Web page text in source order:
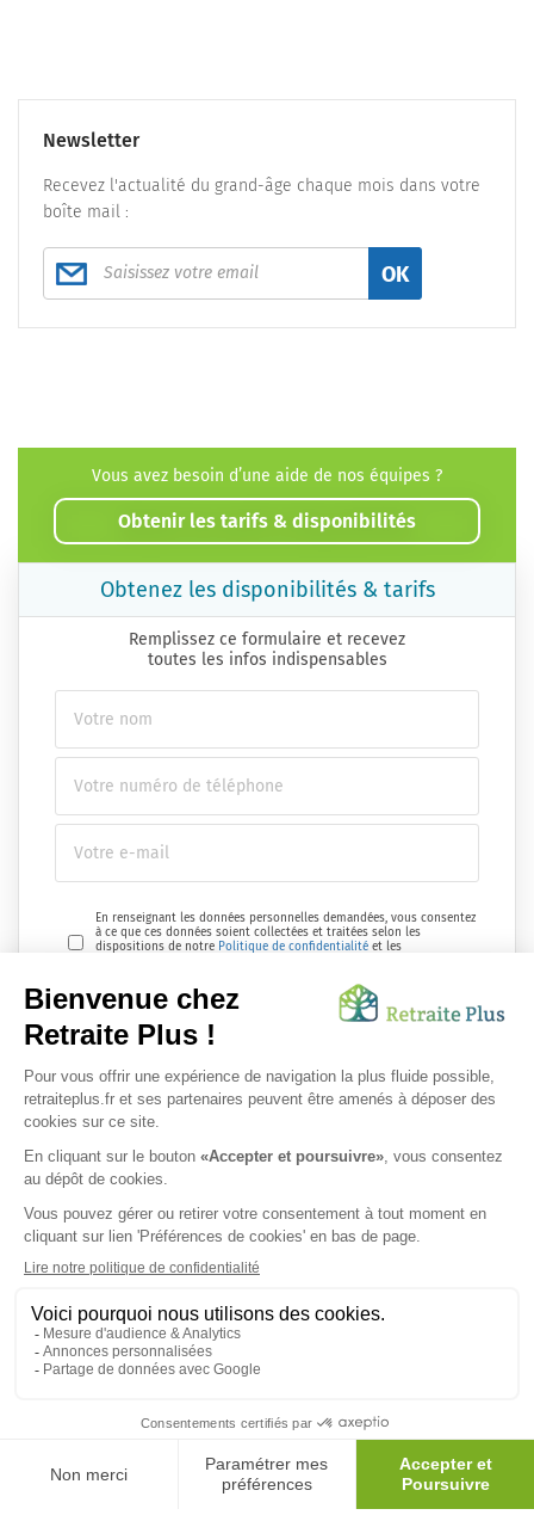
Newsletter
Recevez l'actualité du grand-âge chaque mois dans votre
boîte mail :
OK
Vous avez besoin d’une aide de nos équipes ?
Obtenir les tarifs & disponibilités
Obtenez les disponibilités & tarifs
Remplissez ce formulaire et recevez
toutes les infos indispensables
En renseignant les données personnelles demandées, vous consentez
à ce que ces données soient collectées et traitées selon les
dispositions de notre Politique de confidentialité et les
Envoyer ma demande
Nous vous informons de l'existence de la liste d'opposition au
démarchage téléphonique. Inscription sur
SUIVEZ-NOUS SUR :
Protection données personnelles
Mentions légales|Espace Presse
au démarchage téléphonique. Inscription sur
© 2026 Retraite Plus - Tous droits réservés - Plan du site